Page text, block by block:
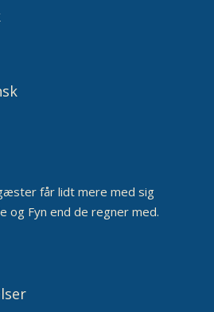
får lidt mere med sig
og Fyn end de regner med.